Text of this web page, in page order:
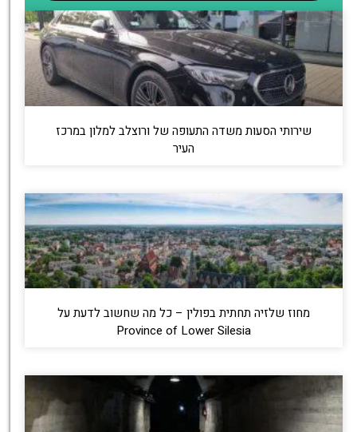
שירותי הסעות משדה התעופה של ורוצלב למלון במרכז
העיר
מחוז שלזיה תחתית בפולין – כל מה שחשוב לדעת על
Province of Lower Silesia